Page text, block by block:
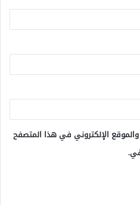
الإلكتروني في هذا المتصفح